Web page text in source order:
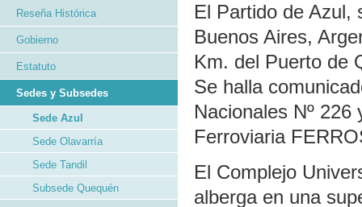
El Partido de Azul,
Buenos Aires,
Km. del Puerto de
Se halla
Nacionales Nº
Ferroviaria
El Complejo
alberga en una
Reseña Histórica
Gobierno
Estatuto
Sedes y Subsedes
Sede Azul
Sede Olavarría
Sede Tandil
Subsede Quequén